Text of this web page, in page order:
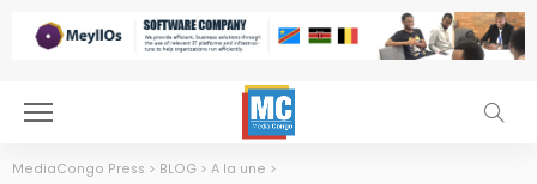
MediaCongo Press > BLOG > A la une >